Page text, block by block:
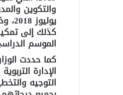
كذلك إلى
الموسم
الإدارة
التوجيه